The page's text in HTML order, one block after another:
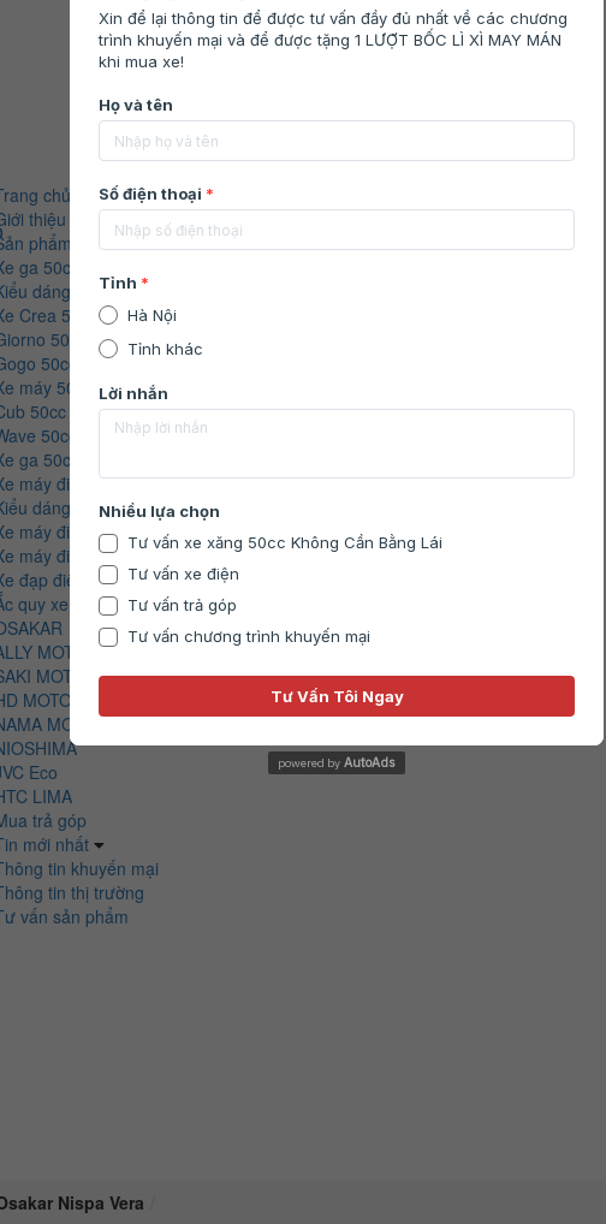
chủ
thiệu
phẩm
ga 50cc
dáng Vespa 50cc
Crea 50cc
50cc
50cc
máy 50cc
50cc
50cc
ga 50cc
máy điện
dáng Vespa
máy điện XMEN
máy điện Gogo
đạp điện
quy xe điện
MOTOR
MOTOR
MOTOR
MOTOR
Eco
LIMA
trả góp
mới nhất
tin khuyến mại
tin thị trường
vấn sản phẩm
Nispa Vera
powered by AutoAds